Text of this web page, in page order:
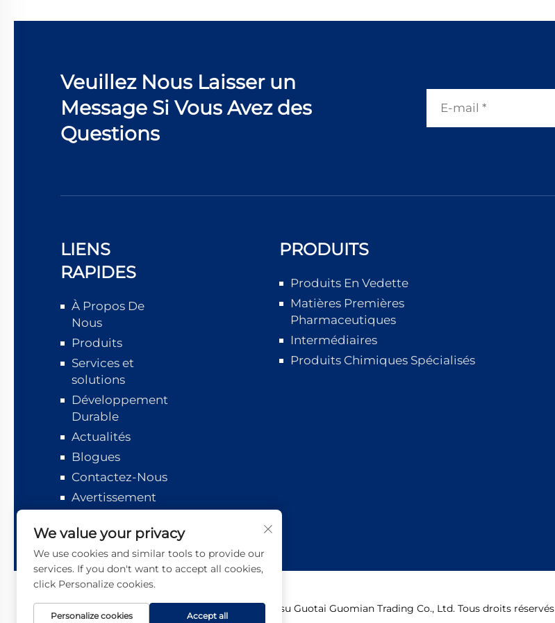
Veuillez Nous Laisser un
Message Si Vous Avez des
Questions
LIENS
RAPIDES
À Propos De
Nous
Produits
Services et
solutions
Développement
Durable
Actualités
Blogues
Contactez-Nous
Avertissement
PRODUITS
Produits En Vedette
Matières Premières
Pharmaceutiques
Intermédiaires
Produits Chimiques Spécialisés
Copyright © 2026 Jiangsu Guotai Guomian Trading Co., Ltd. Tous droits réservés
We value your privacy
We use cookies and similar tools to provide our
services. If you don't want to accept all cookies,
click Personalize cookies.
Personalize cookies Accept all